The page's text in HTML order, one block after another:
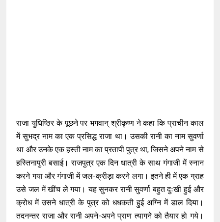
राजा युधिष्ठिर के पूछने पर भगवान् श्रीकृष्ण ने कहा कि प्राचीन काल
में सुभद्र नाम का एक प्रसिद्ध राजा था। उसकी रानी का नाम सुवर्णा
था और उनके एक हस्ती नाम का प्रतापी पुत्र था, जिसने अपने नाम से
हस्तिनापुरी बसाई। राजपुत्र एक दिन धात्री के साथ गंगाजी में स्नान
करने गया और गंगाजी में जल-क्रीड़ा करने लगा। इतने ही में एक ग्राह
उसे जल में खींच ले गया। यह सुनकर रानी सुवर्णा बहुत दुःखी हुई और
क्रोध में उसने धात्री के पुत्र को धधकती हुई अग्नि में डाल दिया।
तदनन्तर राजा और रानी अपने-अपने प्राण त्यागने को तैयार हो गये।